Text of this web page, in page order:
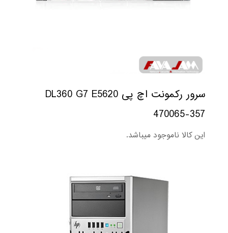
سرور رکمونت اچ پی DL360 G7 E5620
470065-357
این کالا ناموجود میباشد.